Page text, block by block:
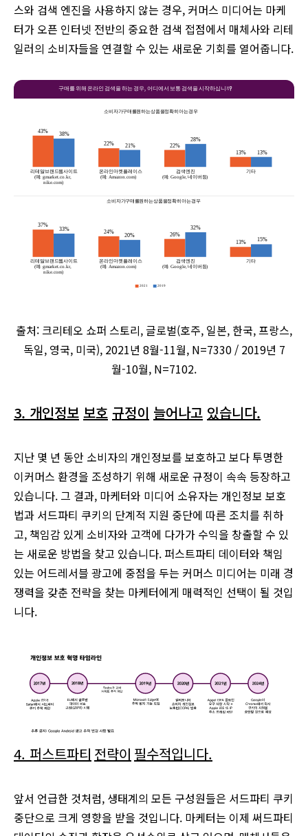
스와 검색 엔진을 사용하지 않는 경우, 커머스 미디어는 마케
터가 오픈 인터넷 전반의 중요한 검색 접점에서 매체사와 리테
일러의 소비자들을 연결할 수 있는 새로운 기회를 열어줍니다.
출처: 크리테오 쇼퍼 스토리, 글로벌(호주, 일본, 한국, 프랑스,
독일, 영국, 미국), 2021년 8월-11월, N=7330 / 2019년 7
월-10월, N=7102.
3. 개인정보 보호 규정이 늘어나고 있습니다.
지난 몇 년 동안 소비자의 개인정보를 보호하고 보다 투명한
이커머스 환경을 조성하기 위해 새로운 규정이 속속 등장하고
있습니다. 그 결과, 마케터와 미디어 소유자는 개인정보 보호
법과 서드파티 쿠키의 단계적 지원 중단에 따른 조치를 취하
고, 책임감 있게 소비자와 고객에 다가가 수익을 창출할 수 있
는 새로운 방법을 찾고 있습니다. 퍼스트파티 데이터와 책임
있는 어드레서블 광고에 중점을 두는 커머스 미디어는 미래 경
쟁력을 갖춘 전략을 찾는 마케터에게 매력적인 선택이 될 것입
니다.
4. 퍼스트파티 전략이 필수적입니다.
앞서 언급한 것처럼, 생태계의 모든 구성원들은 서드파티 쿠키
중단으로 크게 영향을 받을 것입니다. 마케터는 이제 써드파티